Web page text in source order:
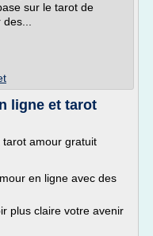
sur le tarot de
ligne et tarot
amour gratuit
en ligne avec des
plus claire votre avenir